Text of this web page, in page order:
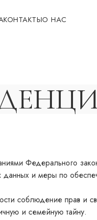
КОНТАКТЫО НАС
Федерального
и меры по
соблюдение прав и
и семейную тайну.